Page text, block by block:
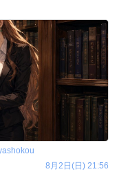
8月2日(日) 21:56